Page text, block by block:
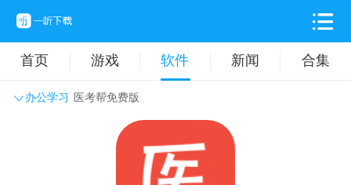
首页 游戏 软件 新闻 合集
办公学习 医考帮免费版
主题壁纸 旅游出行
拍摄美化 时尚购物